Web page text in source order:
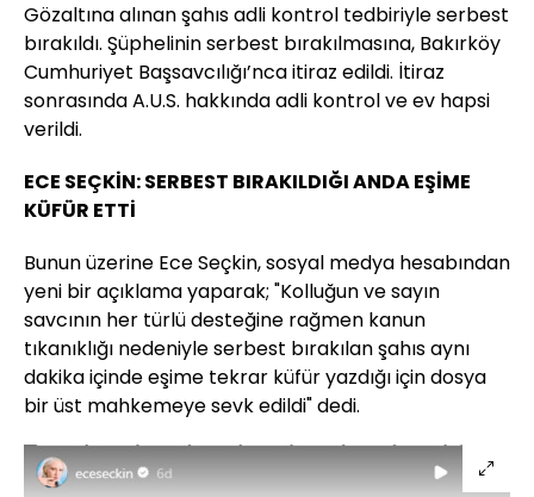
Gözaltına alınan şahıs adli kontrol tedbiriyle serbest
bırakıldı. Şüphelinin serbest bırakılmasına, Bakırköy
Cumhuriyet Başsavcılığı’nca itiraz edildi. İtiraz
sonrasında A.U.S. hakkında adli kontrol ve ev hapsi
verildi.
ECE SEÇKİN: SERBEST BIRAKILDIĞI ANDA EŞİME
KÜFÜR ETTİ
Bunun üzerine Ece Seçkin, sosyal medya hesabından
yeni bir açıklama yaparak; "Kolluğun ve sayın
savcının her türlü desteğine rağmen kanun
tıkanıklığı nedeniyle serbest bırakılan şahıs aynı
dakika içinde eşime tekrar küfür yazdığı için dosya
bir üst mahkemeye sevk edildi" dedi.